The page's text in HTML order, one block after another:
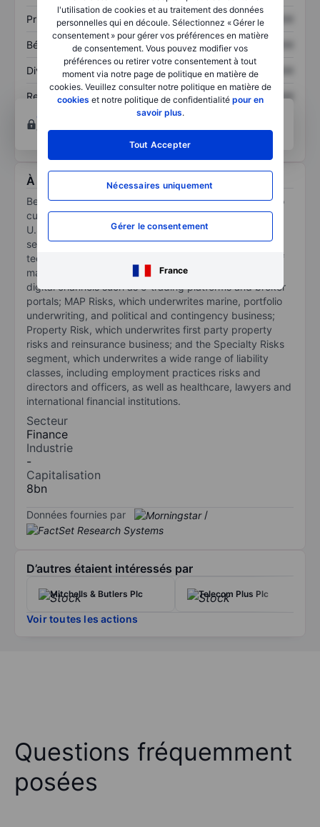
l'utilisation de cookies et au traitement des données
personnelles qui en découle. Sélectionnez « Gérer le
consentement » pour gérer vos préférences en matière
de consentement. Vous pouvez modifier vos
préférences ou retirer votre consentement à tout
moment via notre page de politique en matière de
cookies. Veuillez consulter notre politique en matière de
cookies et notre politique de confidentialité pour en
savoir plus.
Tout Accepter
Nécessaires uniquement
Gérer le consentement
France
Prix / ventes XXXXXXX XXXXXXX
Bénéfice par action XXXXXXX
Dividende par action XXXXXXX XXXXXXX
Rendement des
XXXXXXX
XXXXXXX
Ouvrir un compte
pour accéder à d’autres outils
techniques et d’analyses.
À propos Beazley Group Plc
Beazley PLC is a specialty insurer providing services to
customers in the United Kingdom (its key market), the
U.S., and Europe. It operates through the following
segments: Cyber Risks, which underwrites cyber and
technology risks; Digital, which underwrites a variety of
marine, contingency, and SME liability risks through
digital channels such as e-trading platforms and broker
portals; MAP Risks, which underwrites marine, portfolio
underwriting, and political and contingency business;
Property Risk, which underwrites first party property
risks and reinsurance business; and the Specialty Risks
segment, which underwrites a wide range of liability
classes, including employment practices risks and
directors and officers, as well as healthcare, lawyers and
international financial institutions.
Secteur
Finance
Industrie
-
Capitalisation
8bn
Données fournies par /
D’autres étaient intéressés par
Mitchells & Butlers Plc Telecom Plus Plc
Voir toutes les actions
Questions fréquemment
posées